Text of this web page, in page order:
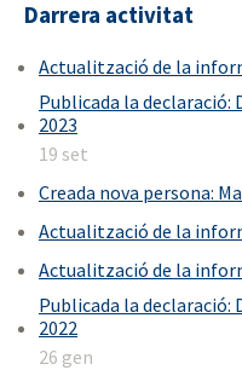
Darrera activitat
Actualització de la
Publicada la declaració:
2023
19 set
Creada nova persona:
Actualització de la
Actualització de la
Publicada la declaració:
2022
26 gen